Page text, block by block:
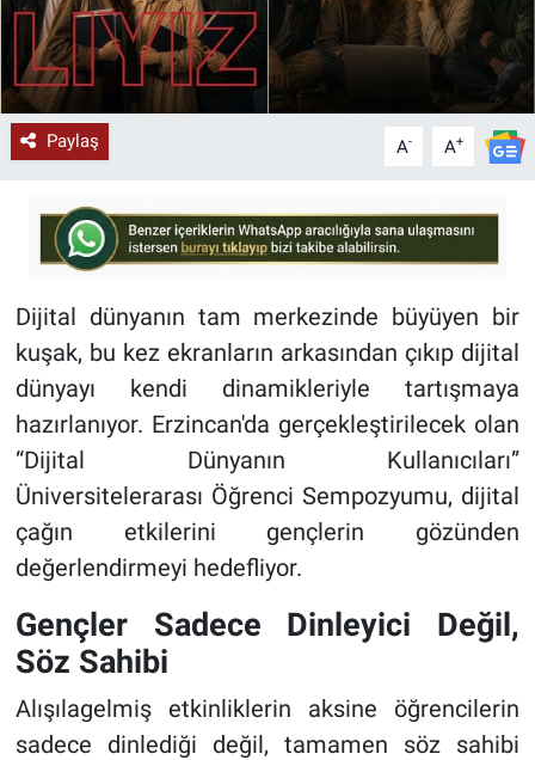
Paylaş A- A+
Dijital dünyanın tam merkezinde büyüyen bir
kuşak, bu kez ekranların arkasından çıkıp dijital
dünyayı kendi dinamikleriyle tartışmaya
hazırlanıyor. Erzincan'da gerçekleştirilecek olan
“Dijital Dünyanın Kullanıcıları”
Üniversitelerarası Öğrenci Sempozyumu, dijital
çağın etkilerini gençlerin gözünden
değerlendirmeyi hedefliyor.
Gençler Sadece Dinleyici Değil,
Söz Sahibi
Alışılagelmiş etkinliklerin aksine öğrencilerin
sadece dinlediği değil, tamamen söz sahibi